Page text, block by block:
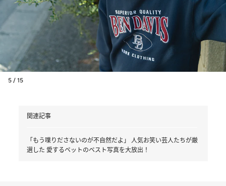
5 / 15
関連記事
「もう喋りださないのが不自然だよ」 人気お笑い芸人たちが厳
選した 愛するペットのベスト写真を大放出！